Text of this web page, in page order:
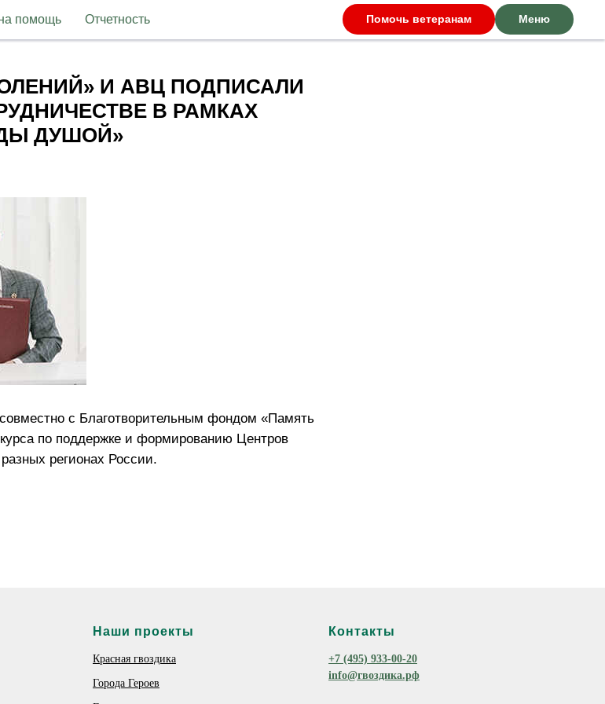
помощь Отчетность Помочь ветеранам Меню
И АВЦ ПОДПИСАЛИ
В РАМКАХ
ДУШОЙ»
с Благотворительным фондом «Память
по поддержке и формированию Центров
регионах России.
Наши проекты
Красная гвоздика
Города Героев
Контакты
+7 (495) 933-00-20
info@гвоздика.рф